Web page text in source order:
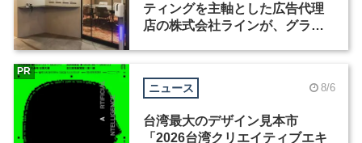
ティングを主軸とした広告代理
店の株式会社ラインが、グラフ
ニュース 8/6
台湾最大のデザイン見本市
「2026台湾クリエイティブエキ
PR